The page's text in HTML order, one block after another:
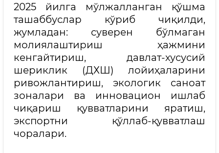
2025 йилга мўлжалланган қўшма
ташаббуслар кўриб чиқилди,
жумладан: суверен бўлмаган
молиялаштириш ҳажмини
кенгайтириш, давлат-хусусий
шериклик (ДХШ) лойиҳаларини
ривожлантириш, экологик саноат
зоналари ва инновацион ишлаб
чиқариш қувватларини яратиш,
экспортни қўллаб-қувватлаш
чоралари.